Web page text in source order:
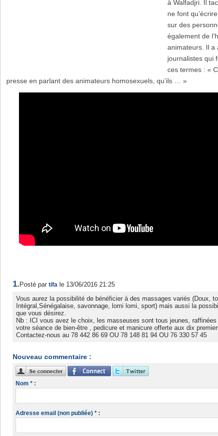
à Walfadjri. Il
ne font
sur des
également de
animateurs. Il a
journalistes qui
ces termes : «
presse en parlant des animateurs homosexuels, qu’ils … »
1. Posté partifa le 13/06/2016 21:25
Vous aurez la possibilité de bénéficier à des massages variés (Doux,
Intégral,Sénégalaise, savonnage, lomi lomi, sport) mais aussi la
que vous désirez.
Nb : ICI vous avez le choix, les masseuses sont tous jeunes,
votre séance de bien-être , pedicure et manicure offerte aux dix
Contactez-nous au 78 442 86 69 OU 78 148 81 94 OU 76 330 57 45
Nouveau commentaire :
Nom * :
Adresse email (non publiée) * :